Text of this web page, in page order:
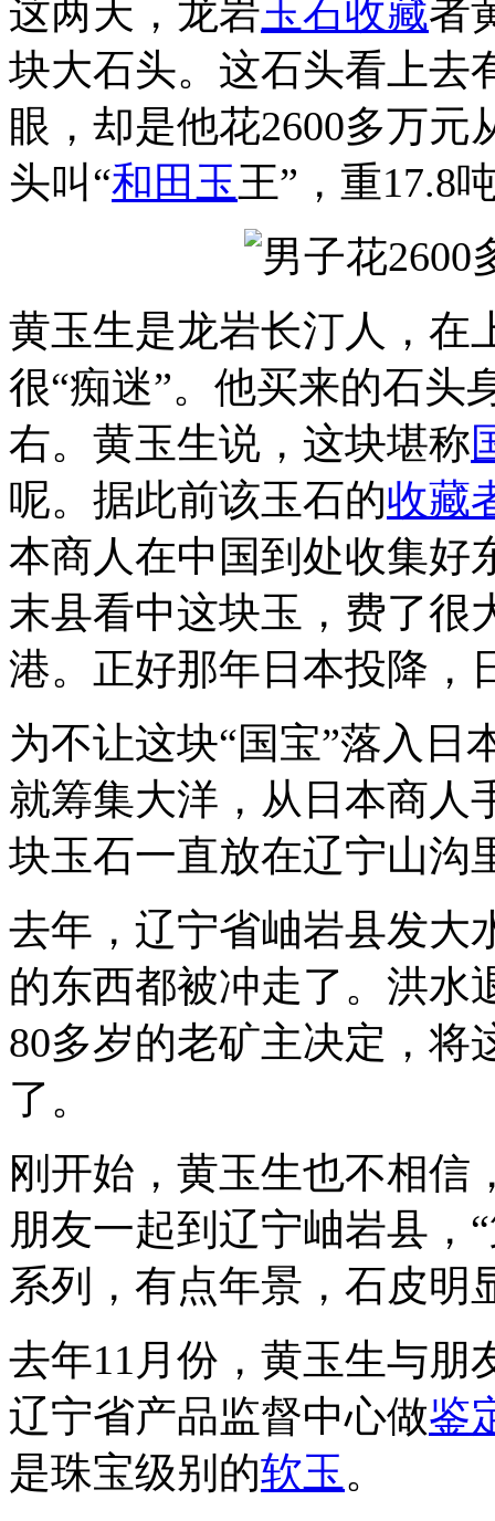
这两天，龙岩玉石收藏者
块大石头。这石头看上去
眼，却是他花2600多万
头叫“和田玉王”，重17.8
黄玉生是龙岩长汀人，在
很“痴迷”。他买来的石头
右。黄玉生说，这块堪称
呢。据此前该玉石的收藏
本商人在中国到处收集好
末县看中这块玉，费了很
港。正好那年日本投降，
为不让这块“国宝”落入日
就筹集大洋，从日本商人
块玉石一直放在辽宁山沟
去年，辽宁省岫岩县发大
的东西都被冲走了。洪水
80多岁的老矿主决定，将
了。
刚开始，黄玉生也不相信
朋友一起到辽宁岫岩县，
系列，有点年景，石皮明
去年11月份，黄玉生与朋
辽宁省产品监督中心做鉴
是珠宝级别的软玉 。